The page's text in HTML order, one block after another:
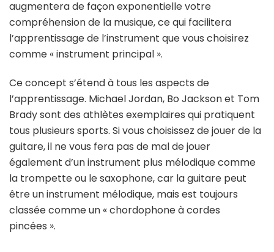
augmentera de façon exponentielle votre
compréhension de la musique, ce qui facilitera
l’apprentissage de l’instrument que vous choisirez
comme « instrument principal ».
Ce concept s’étend à tous les aspects de
l’apprentissage. Michael Jordan, Bo Jackson et Tom
Brady sont des athlètes exemplaires qui pratiquent
tous plusieurs sports. Si vous choisissez de jouer de la
guitare, il ne vous fera pas de mal de jouer
également d’un instrument plus mélodique comme
la trompette ou le saxophone, car la guitare peut
être un instrument mélodique, mais est toujours
classée comme un « chordophone à cordes
pincées ».